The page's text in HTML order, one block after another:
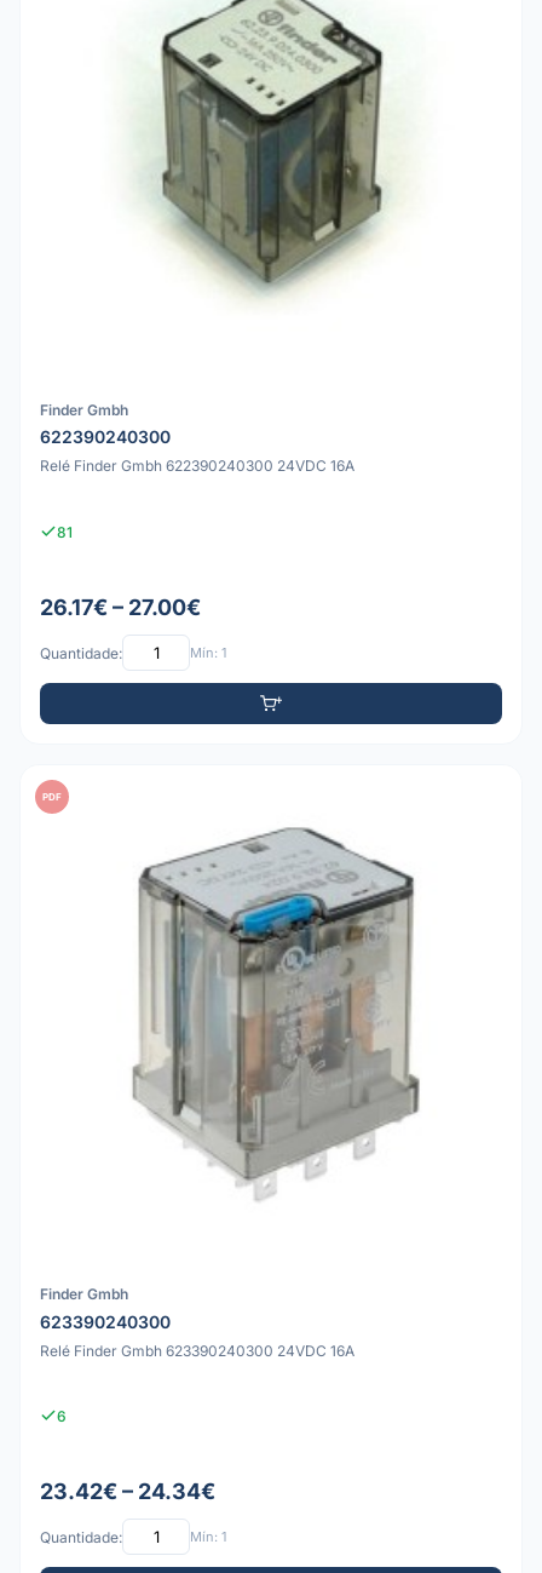
Finder Gmbh
622390240300
Relé Finder Gmbh 622390240300 24VDC 16A
81
26.17€ – 27.00€
Quantidade: Mín: 1
PDF
Finder Gmbh
623390240300
Relé Finder Gmbh 623390240300 24VDC 16A
6
23.42€ – 24.34€
Quantidade: Mín: 1